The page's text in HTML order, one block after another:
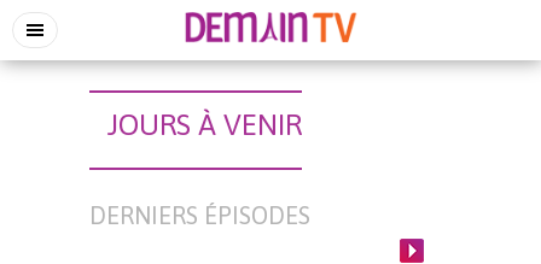
JOURS À VENIR
DERNIERS ÉPISODES